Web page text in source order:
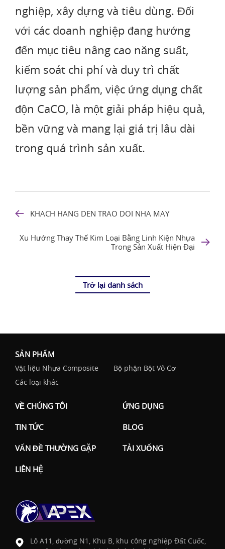
nghiệp, xây dựng và tiêu dùng. Đối
với các doanh nghiệp đang hướng
đến mục tiêu nâng cao năng suất,
kiểm soát chi phí và duy trì chất
lượng sản phẩm, việc ứng dụng chất
độn CaCO, là một giải pháp hiệu quả,
bền vững và mang lại giá trị lâu dài
trong quá trình sản xuất.
KHACH HANG DEN TRAO DOI NHA MAY
Xu Hướng Thay Thế Kim Loại Bằng Linh Kiện Nhựa
Trong Sản Xuất Hiện Đại
Trở lại danh sách
SẢN PHẨM
Vật liệu Nhựa Composite
Bộ phận Bột Vô Cơ
Các loại khác
VỀ CHÚNG TÔI ỨNG DỤNG
TIN TỨC BLOG
VẤN ĐỀ THƯỜNG GẶP TẢI XUỐNG
LIÊN HỆ
Lô A11, đường N1, Khu B, khu công nghiệp Đất Cuốc,